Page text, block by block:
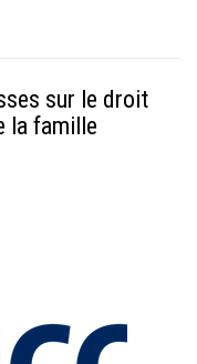
sur le droit
la famille